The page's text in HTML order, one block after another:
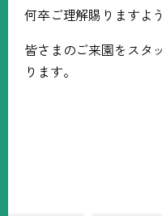
何卒ご理解賜りますよ
皆さまのご来園をスタ
ります。